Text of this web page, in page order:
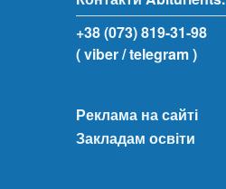
+38 (073) 819-31-98
( viber/ telegram )
Реклама на сайті
Закладам освіти